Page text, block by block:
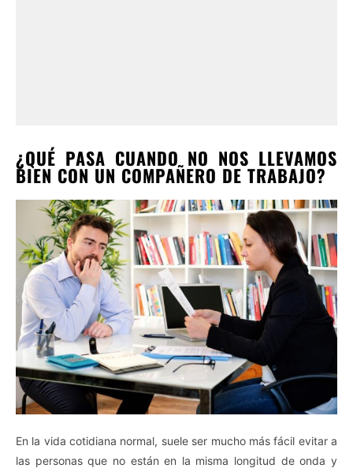
¿QUÉ PASA CUANDO NO NOS LLEVAMOS
BIEN CON UN COMPAÑERO DE TRABAJO?
En la vida cotidiana normal, suele ser mucho más fácil evitar a
las personas que no están en la misma longitud de onda y